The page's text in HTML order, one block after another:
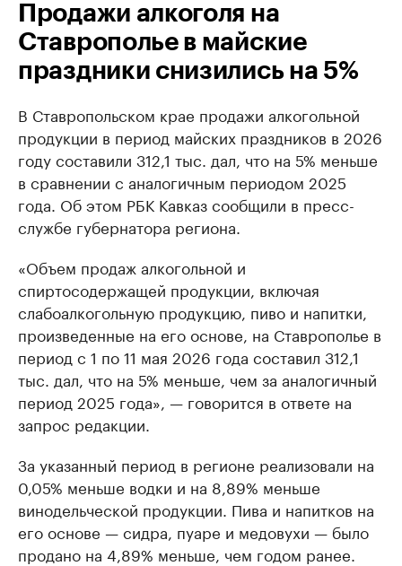
Продажи алкоголя на
Ставрополье в майские
праздники снизились на 5%
В Ставропольском крае продажи алкогольной
продукции в период майских праздников в 2026
году составили 312,1 тыс. дал, что на 5% меньше
в сравнении с аналогичным периодом 2025
года. Об этом РБК Кавказ сообщили в пресс-
службе губернатора региона.
«Объем продаж алкогольной и
спиртосодержащей продукции, включая
слабоалкогольную продукцию, пиво и напитки,
произведенные на его основе, на Ставрополье в
период с 1 по 11 мая 2026 года составил 312,1
тыс. дал, что на 5% меньше, чем за аналогичный
период 2025 года», — говорится в ответе на
запрос редакции.
За указанный период в регионе реализовали на
0,05% меньше водки и на 8,89% меньше
винодельческой продукции. Пива и напитков на
его основе — сидра, пуаре и медовухи — было
продано на 4,89% меньше, чем годом ранее.